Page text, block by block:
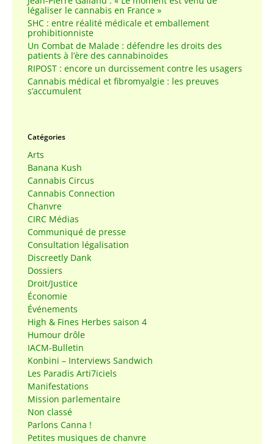
légaliser le cannabis en France »
SHC : entre réalité médicale et emballement
prohibitionniste
Un Combat de Malade : défendre les droits des
patients à l’ère des cannabinoïdes
RIPOST : encore un durcissement contre les usagers
Cannabis médical et fibromyalgie : les preuves
s’accumulent
Catégories
Arts
Banana Kush
Cannabis Circus
Cannabis Connection
Chanvre
CIRC Médias
Communiqué de presse
Consultation légalisation
Discreetly Dank
Dossiers
Droit/Justice
Économie
Événements
High & Fines Herbes saison 4
Humour drôle
IACM-Bulletin
Konbini – Interviews Sandwich
Les Paradis Arti7iciels
Manifestations
Mission parlementaire
Non classé
Parlons Canna !
Petites musiques de chanvre